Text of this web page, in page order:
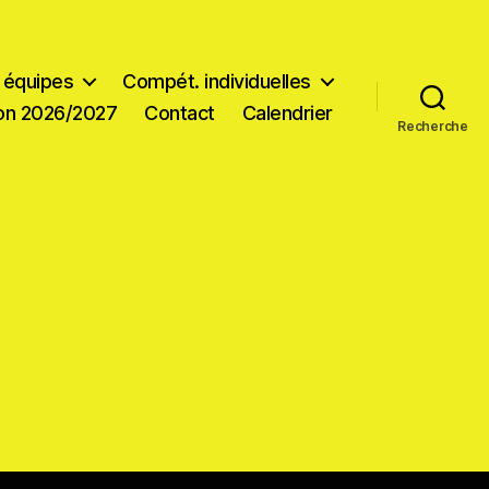
Compét. individuelles
2026/2027
Contact Calendrier
Recherche